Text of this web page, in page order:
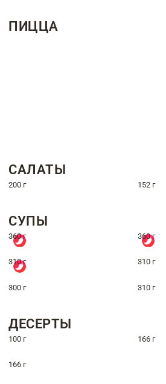
ПИЦЦА
САЛАТЫ
200 г 152 г
СУПЫ
360 г 360 г
310 г 310 г
300 г 310 г
ДЕСЕРТЫ
100 г 166 г
166 г